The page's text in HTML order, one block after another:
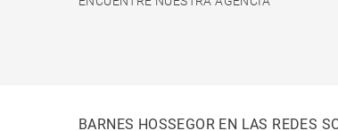
BARNES HOSSEGOR EN LAS REDES